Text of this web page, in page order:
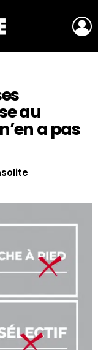
au
a pas